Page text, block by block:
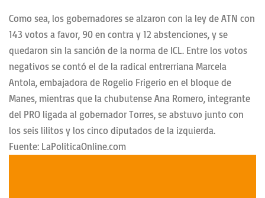
Como sea, los gobernadores se alzaron con la ley de ATN con
143 votos a favor, 90 en contra y 12 abstenciones, y se
quedaron sin la sanción de la norma de ICL. Entre los votos
negativos se contó el de la radical entrerriana Marcela
Antola, embajadora de Rogelio Frigerio en el bloque de
Manes, mientras que la chubutense Ana Romero, integrante
del PRO ligada al gobernador Torres, se abstuvo junto con
los seis lilitos y los cinco diputados de la izquierda.
Fuente: LaPoliticaOnline.com